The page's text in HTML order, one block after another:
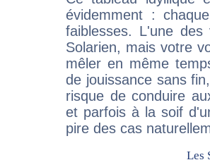
évidemment :
faiblesses. L'une
Solarien, mais votre
mêler en même
de jouissance sans
risque de conduire
et parfois à la soif
pire des cas